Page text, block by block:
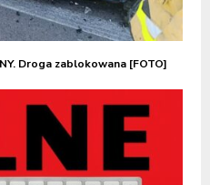
Droga zablokowana [FOTO]